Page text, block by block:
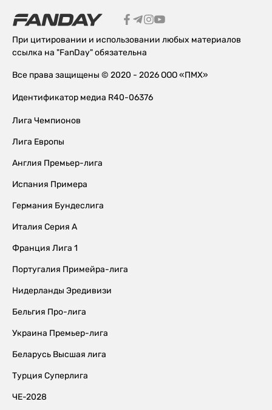
При цитировании и использовании любых материалов
ссылка на "FanDay" обязательна
Все права защищены © 2020 - 2026 ООО «ПМХ»
Идентификатор медиа R40-06376
Лига Чемпионов
Лига Европы
Англия Премьер-лига
Испания Примера
Германия Бундеслига
Италия Серия А
Франция Лига 1
Португалия Примейра-лига
Нидерланды Эредивизи
Бельгия Про-лига
Украина Премьер-лига
Беларусь Высшая лига
Турция Суперлига
ЧЕ-2028